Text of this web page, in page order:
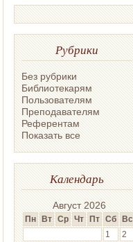
Рубрики
Без рубрики
Библиотекарям
Пользователям
Преподавателям
Референтам
Показать все
Календарь
Август 2026
Пн Вт Ср Чт Пт Сб Вс
1
2